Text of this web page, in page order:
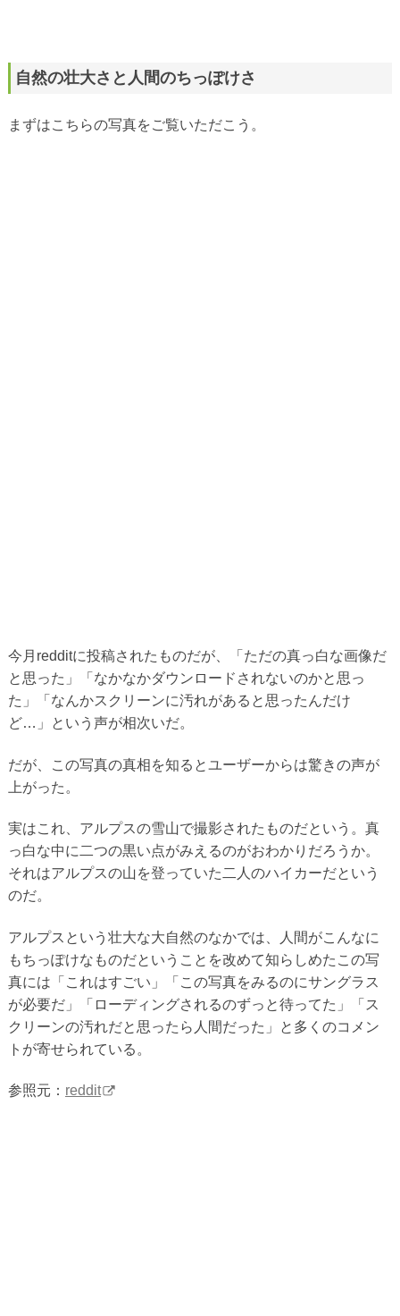
自然の壮大さと人間のちっぽけさ
まずはこちらの写真をご覧いただこう。
今月redditに投稿されたものだが、「ただの真っ白な画像だ
と思った」「なかなかダウンロードされないのかと思っ
た」「なんかスクリーンに汚れがあると思ったんだけ
ど…」という声が相次いだ。
だが、この写真の真相を知るとユーザーからは驚きの声が
上がった。
実はこれ、アルプスの雪山で撮影されたものだという。真
っ白な中に二つの黒い点がみえるのがおわかりだろうか。
それはアルプスの山を登っていた二人のハイカーだという
のだ。
アルプスという壮大な大自然のなかでは、人間がこんなに
もちっぽけなものだということを改めて知らしめたこの写
真には「これはすごい」「この写真をみるのにサングラス
が必要だ」「ローディングされるのずっと待ってた」「ス
クリーンの汚れだと思ったら人間だった」と多くのコメン
トが寄せられている。
参照元： reddit